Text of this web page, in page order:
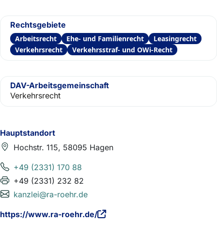
Hauptstandort
Hochstr. 115, 58095 Hagen
+49 (2331) 170 88
+49 (2331) 232 82
kanzlei@ra-roehr.de
https://www.ra-roehr.de/
Rechtsgebiete
Arbeitsrecht Ehe- und Familienrecht
Leasingrecht
Verkehrsrecht
Verkehrsstraf- und OWi-Recht
DAV-Arbeitsgemeinschaft
Verkehrsrecht